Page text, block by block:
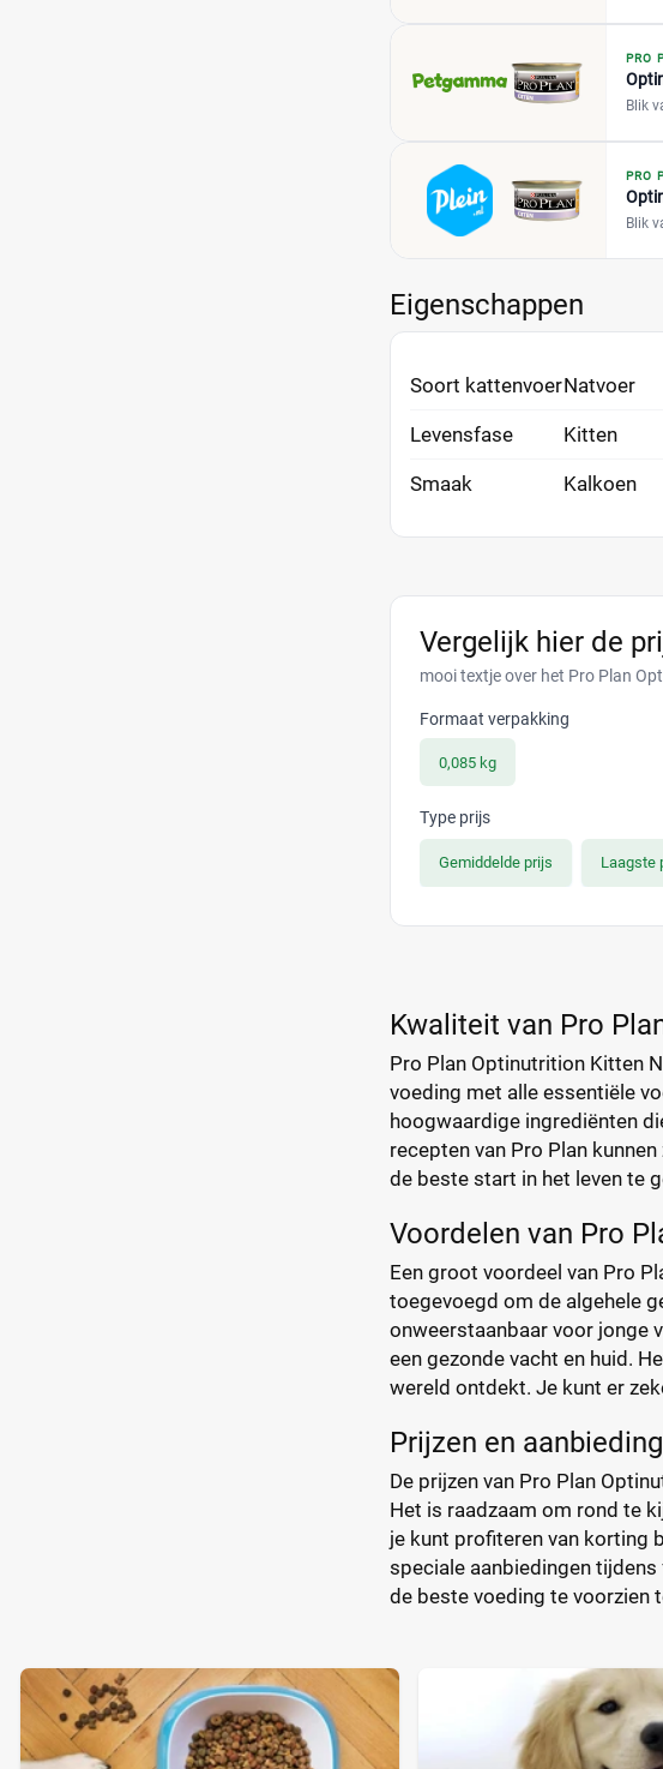
PRO
Blik
PRO
Blik
Eigenschappen
Soort kattenvoerNatvoer
Levensfase Kitten
Smaak Kalkoen
Vergelijk hier de
mooi textje over het Pro Plan
Formaat verpakking
0,085 kg
Type prijs
Gemiddelde prijs Laagste
Kwaliteit van Pro
Pro Plan Optinutrition Kitten
voeding met alle essentiële
hoogwaardige ingrediënten
recepten van Pro Plan
de beste start in het leven te
Voordelen van Pro
Een groot voordeel van Pro
toegevoegd om de algehele
onweerstaanbaar voor jonge
een gezonde vacht en huid.
wereld ontdekt. Je kunt er
Prijzen en
De prijzen van Pro Plan
Het is raadzaam om rond te
je kunt profiteren van korting
speciale aanbiedingen
de beste voeding te voorzien